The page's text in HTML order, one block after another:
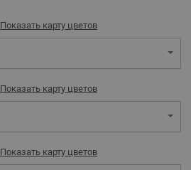
Показать карту цветов
Показать карту цветов
Показать карту цветов